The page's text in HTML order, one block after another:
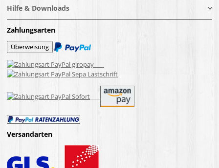
Hilfe & Downloads
Zahlungsarten
Versandarten